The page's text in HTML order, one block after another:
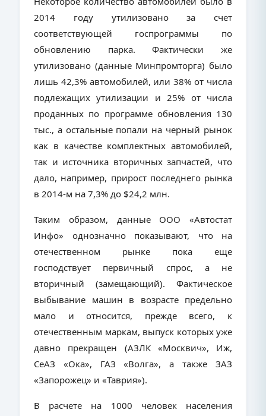
2014 году утилизовано за счет
соответствующей госпрограммы по
обновлению парка. Фактически же
утилизовано (данные Минпромторга) было
лишь 42,3% автомобилей, или 38% от числа
подлежащих утилизации и 25% от числа
проданных по программе обновления 130
тыс., а остальные попали на черный рынок
как в качестве комплектных автомобилей,
так и источника вторичных запчастей, что
дало, например, прирост последнего рынка
в 2014-м на 7,3% до $24,2 млн.
Таким образом, данные ООО «Автостат
Инфо» однозначно показывают, что на
отечественном рынке пока еще
господствует первичный спрос, а не
вторичный (замещающий). Фактическое
выбывание машин в возрасте предельно
мало и относится, прежде всего, к
отечественным маркам, выпуск которых уже
давно прекращен (АЗЛК «Москвич», Иж,
СеАЗ «Ока», ГАЗ «Волга», а также ЗАЗ
«Запорожец» и «Таврия»).
В расчете на 1000 человек населения